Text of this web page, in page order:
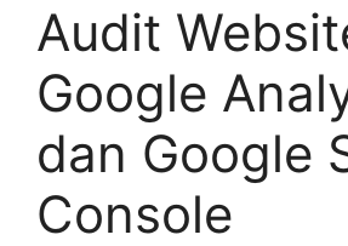
Audit
Google
dan Google
Console